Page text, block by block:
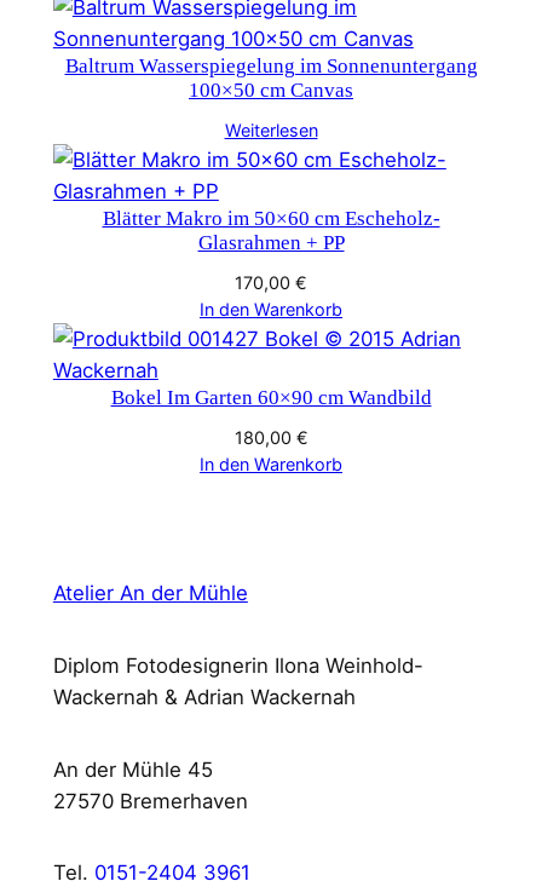
Baltrum Wasserspiegelung im Sonnenuntergang
100×50 cm Canvas
Weiterlesen
Blätter Makro im 50×60 cm Escheholz-
Glasrahmen + PP
170,00 €
In den Warenkorb
Bokel Im Garten 60×90 cm Wandbild
180,00 €
In den Warenkorb
Atelier An der Mühle
Diplom Fotodesignerin Ilona Weinhold-
Wackernah & Adrian Wackernah
An der Mühle 45
27570 Bremerhaven
Tel. 0151-2404 3961